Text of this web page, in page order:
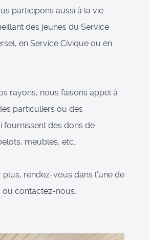
participons aussi à la vie
des jeunes du Service
en Service Civique ou en
rayons, nous faisons appel à
particuliers ou des
fournissent des dons de
meubles, etc.
plus, rendez-vous dans l’une de
ou contactez-nous.